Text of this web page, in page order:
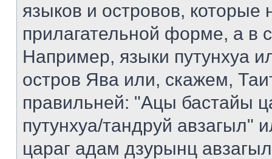
языков и островов, которые
прилагательной форме, а в
Например, языки путунхуа
остров Ява или, скажем,
правильней: "Ацы бастайы
путунхуа/тандруй авзагыл"
цараг адам дзурынц